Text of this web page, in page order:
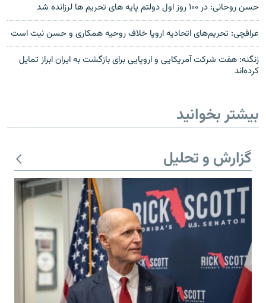
حسن روحانی: در ۱۰۰ روز اول دولتم پایه های تحریم ها لرزانده شد
عراقچی: تحریم‌های اتحادیه اروپا خلاف روحیه همکاری و حسن نیت است
زنگنه: هفت شرکت آمریکایی و اروپایی برای بازگشت به ایران ابراز تمایل
کرده‌اند
بیشتر بخوانید
گزارش و تحلیل